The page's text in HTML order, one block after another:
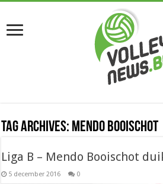
Tag Archives: Mendo Booischot
Liga B – Mendo Booischot
5 december 2016 0